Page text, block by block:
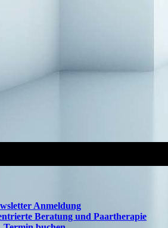
Anmeldung
Beratung und Paartherapie